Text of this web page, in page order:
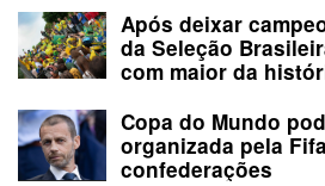
Após deixar
da Seleção
com maior da
Copa do Mundo
organizada pela
confederações